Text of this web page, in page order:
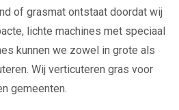
of grasmat ontstaat doordat wij
lichte machines met speciaal
kunnen we zowel in grote als
Wij verticuteren gras voor
gemeenten.